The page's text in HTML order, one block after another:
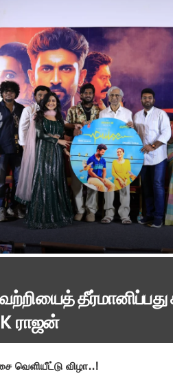
K ராஜன்
வெளியீட்டு விழா..!